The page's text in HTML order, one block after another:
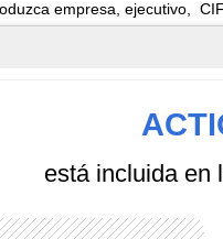
está incluida en